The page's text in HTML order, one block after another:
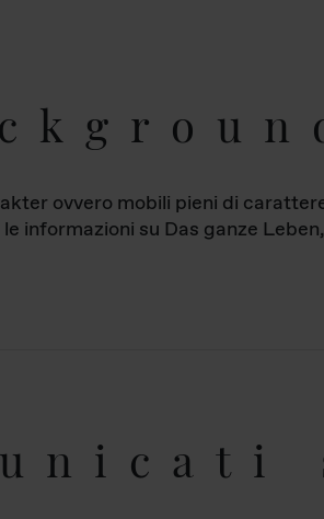
ovvero mobili pieni di
informazioni su Das ganze